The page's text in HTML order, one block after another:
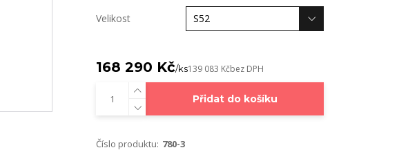
Velikost
168 290 Kč/ks139 083 Kčbez DPH
Přidat do košíku
Číslo produktu: 780-3